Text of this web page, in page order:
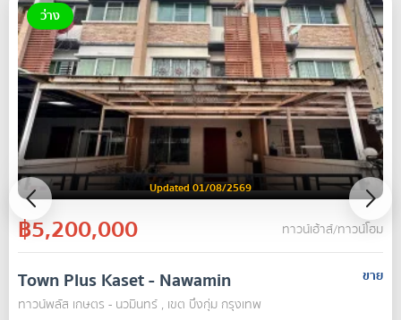
ว่าง
Updated 01/08/2569
฿5,200,000 ทาวน์เฮ้าส์/ทาวน์โฮม
Town Plus Kaset - Nawamin
ขาย
ทาวน์พลัส เกษตร - นวมินทร์ , เขต บึงกุ่ม กรุงเทพ